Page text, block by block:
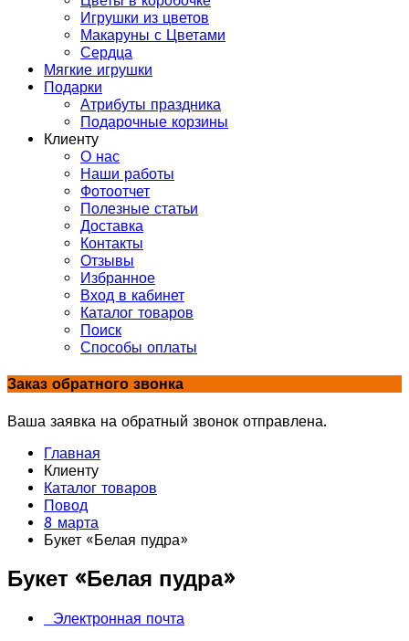
Игрушки из цветов
Макаруны с Цветами
Сердца
Мягкие игрушки
Подарки
Атрибуты праздника
Подарочные корзины
Клиенту
О нас
Наши работы
Фотоотчет
Полезные статьи
Доставка
Контакты
Отзывы
Избранное
Вход в кабинет
Каталог товаров
Поиск
Способы оплаты
Заказ обратного звонка
Ваша заявка на обратный звонок отправлена.
Главная
Клиенту
Каталог товаров
Повод
8 марта
Букет «Белая пудра»
Букет «Белая пудра»
Электронная почта